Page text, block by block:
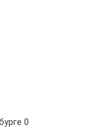
0